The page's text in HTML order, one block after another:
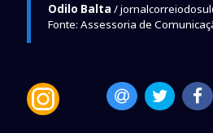
Odilo Balta /
Fonte: Assessoria de